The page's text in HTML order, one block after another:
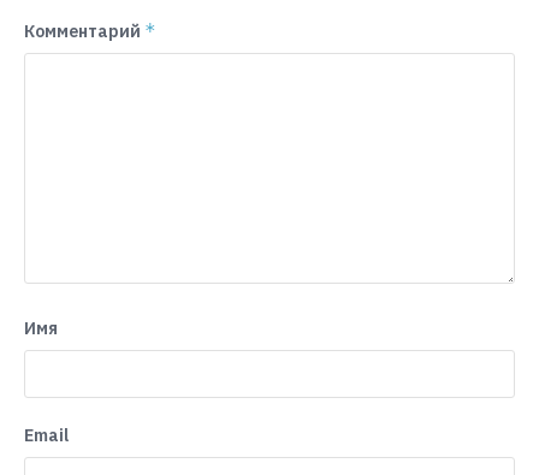
Комментарий *
Имя
Email